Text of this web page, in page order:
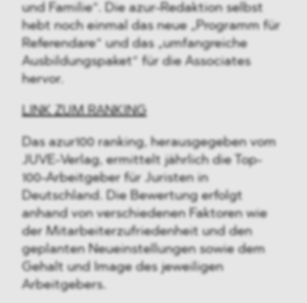
und Familie“. Die azur-Redaktion selbst
hebt noch einmal das neue „Programm für
Referendare“ und das „umfangreiche
Ausbildungspaket“ für die Associates
hervor.
LINK ZUM RANKING
Das azur100 ranking, herausgegeben vom
JUVE-Verlag, ermittelt jährlich die Top-
100-Arbeitgeber für Juristen in
Deutschland. Die Bewertung erfolgt
anhand von verschiedenen Faktoren wie
der Mitarbeiterzufriedenheit und den
geplanten Neueinstellungen sowie dem
Gehalt und Image des jeweiligen
Arbeitgebers.